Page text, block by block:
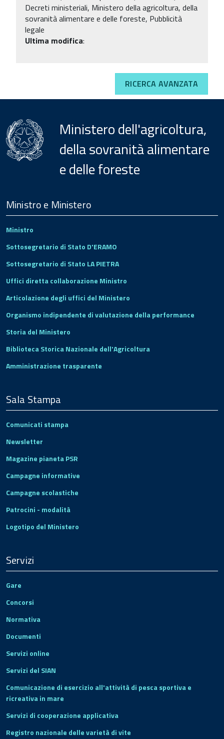
Decreti ministeriali, Ministero della agricoltura, della
sovranità alimentare e delle foreste, Pubblicità
legale
Ultima modifica:
RICERCA AVANZATA
Ministero dell'agricoltura,
della sovranità alimentare
e delle foreste
Footer
Ministro e Ministero
Ministro
Sottosegretario di Stato D'ERAMO
Sottosegretario di Stato LA PIETRA
Uffici diretta collaborazione Ministro
Articolazione degli uffici del Ministero
Organismo indipendente di valutazione della performance
Storia del Ministero
Biblioteca Storica Nazionale dell'Agricoltura
Amministrazione trasparente
Sala Stampa
Comunicati stampa
Newsletter
Magazine pianeta PSR
Campagne informative
Campagne scolastiche
Patrocini - modalità
Logotipo del Ministero
Servizi
Gare
Concorsi
Normativa
Documenti
Servizi online
Servizi del SIAN
Comunicazione di esercizio all'attività di pesca sportiva e
ricreativa in mare
Servizi di cooperazione applicativa
Registro nazionale delle varietà di vite